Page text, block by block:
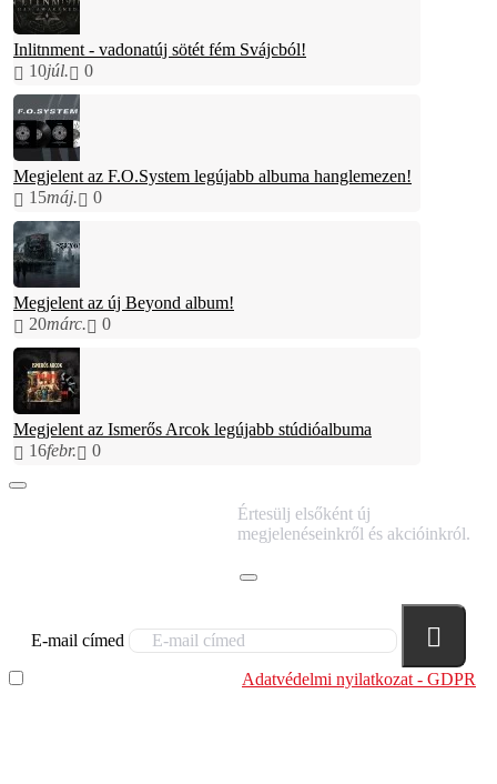
Inlitnment - vadonatúj sötét fém Svájcból!
10júl. 0
Megjelent az F.O.System legújabb albuma hanglemezen!
15máj. 0
Megjelent az új Beyond album!
20márc. 0
Megjelent az Ismerős Arcok legújabb stúdióalbuma
16febr. 0
Értesülj elsőként új
megjelenéseinkről és akcióinkról.
E-mail címed
Adatvédelmi nyilatkozat - GDPR